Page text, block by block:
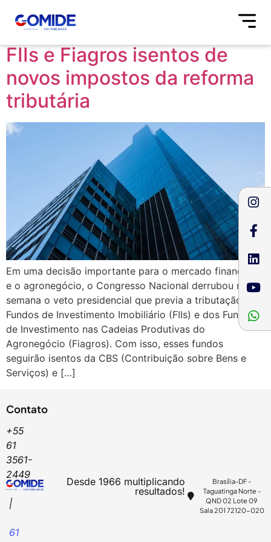
Tag:Fiagro
FIIs e Fiagros isentos de
novos impostos da reforma
tributária
Em uma decisão importante para o mercado financeiro
e o agronegócio, o Congresso Nacional derrubou nesta
semana o veto presidencial que previa a tributação dos
Fundos de Investimento Imobiliário (FIIs) e dos Fundos
de Investimento nas Cadeias Produtivas do
Agronegócio (Fiagros). Com isso, esses fundos
seguirão isentos da CBS (Contribuição sobre Bens e
Serviços) e […]
Desde 1966 multiplicando
resultados!
Brasília-DF -
Taguatinga Norte -
QND 02 Lote 09
Sala 201 72120-020
Contato
+55
61
3561-
2449
|
61